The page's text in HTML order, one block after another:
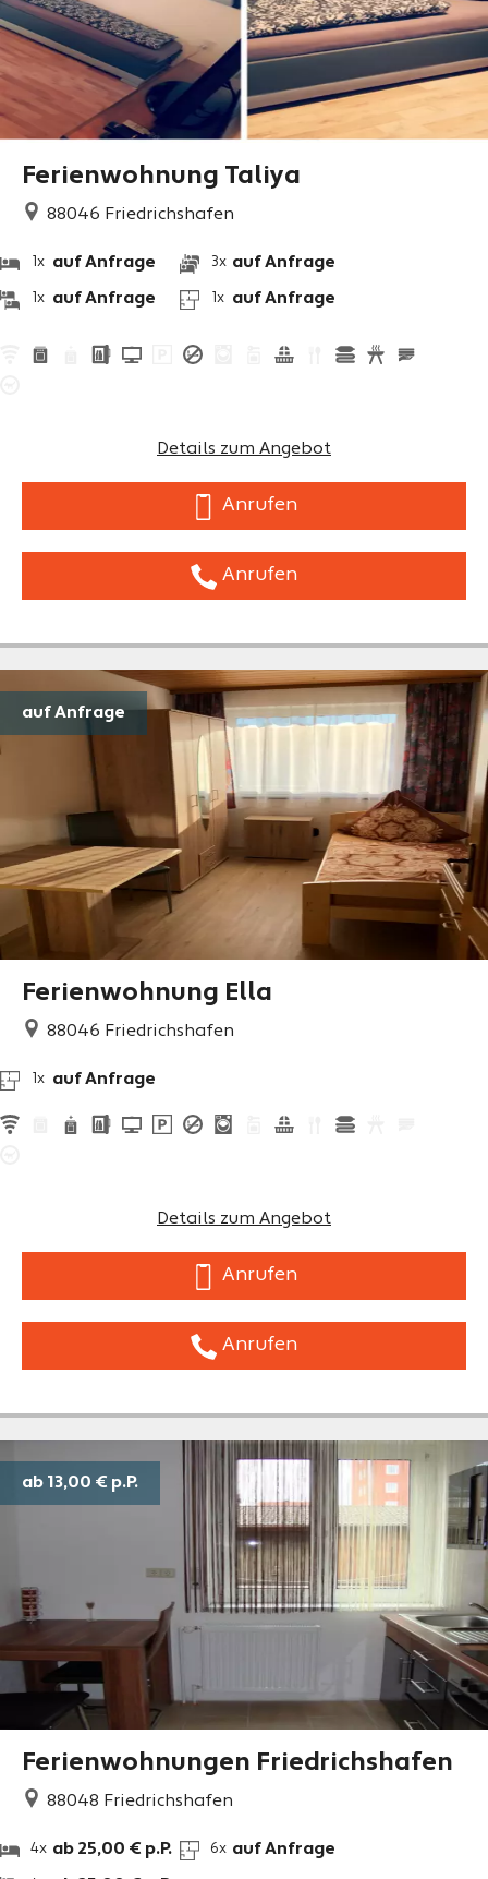
Ferienwohnung Taliya
88046 Friedrichshafen
1x auf Anfrage
1x auf Anfrage
3x auf Anfrage
1x auf Anfrage
Details zum Angebot
Anrufen
Anrufen
Ferienwohnung Ella
88046 Friedrichshafen
1x auf Anfrage
Details zum Angebot
Anrufen
Anrufen
auf Anfrage
Ferienwohnungen Friedrichshafen
88048 Friedrichshafen
4x ab 25,00 € p.P. 6x auf Anfrage
ab 13,00 € p.P.